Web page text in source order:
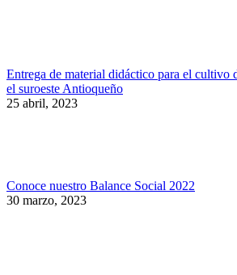
Entrega de material didáctico para el cultivo
el suroeste Antioqueño
25 abril, 2023
Conoce nuestro Balance Social 2022
30 marzo, 2023